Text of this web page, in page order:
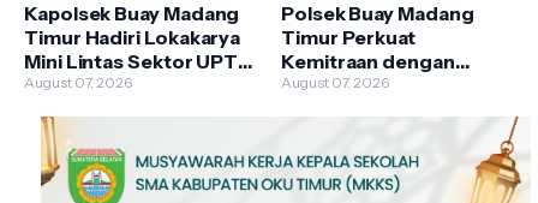
Kapolsek Buay Madang
Timur Hadiri Lokakarya
Mini Lintas Sektor UPTD
Puskesmas
August 07, 2026
Polsek Buay Madang
Timur Perkuat
Kemitraan dengan
Warga Lewat Giat
August 07, 2026